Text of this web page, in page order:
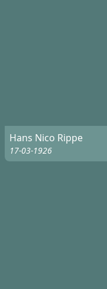
Hans Nico Rippe
17-03-1926